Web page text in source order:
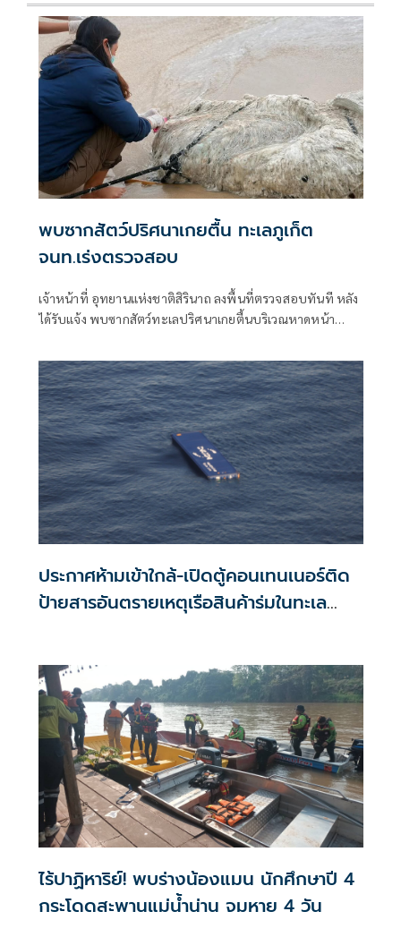
พบซากสัตว์ปริศนาเกยตื้น ทะเลภูเก็ต
จนท.เร่งตรวจสอบ
เจ้าหน้าที่ อุทยานแห่งชาติสิรินาถ ลงพื้นที่ตรวจสอบทันที หลัง
ได้รับแจ้ง พบซากสัตว์ทะเลปริศนาเกยตื้นบริเวณหาดหน้า
ประกาศห้ามเข้าใกล้-เปิดตู้คอนเทนเนอร์ติด
ป้ายสารอันตรายเหตุเรือสินค้าร่มในทะเล
ไร้ปาฏิหาริย์! พบร่างน้องแมน นักศึกษาปี 4
กระโดดสะพานแม่น้ำน่าน จมหาย 4 วัน